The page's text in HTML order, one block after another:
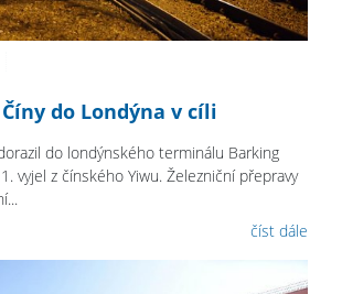
do Londýna v cíli
do londýnského terminálu Barking
vyjel z čínského Yiwu. Železniční přepravy
číst dále